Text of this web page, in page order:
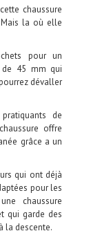
chaussure
la où elle
pour un
45 mm qui
dévaller
de
offre
grâce a un
qui ont déjà
pour les
chaussure
qui garde des
la descente.